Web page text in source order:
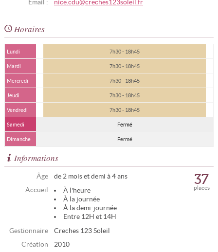
Email : nice.cdu@creches123soleil.fr
Horaires
Lundi 7h30 - 18h45
Mardi 7h30 - 18h45
Mercredi 7h30 - 18h45
Jeudi 7h30 - 18h45
Vendredi 7h30 - 18h45
Samedi Fermé
Dimanche Fermé
Informations
Âge
de 2 mois et demi à 4 ans
Accueil
À l'heure
À la journée
À la demi-journée
Entre 12H et 14H
Gestionnaire
Creches 123 Soleil
Création
2010
places
37